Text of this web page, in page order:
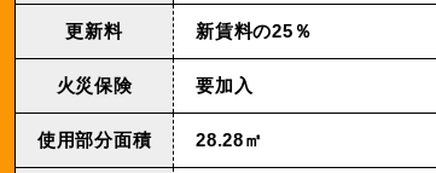
更新料 新賃料の25％
火災保険 要加入
使用部分面積 28.28㎡